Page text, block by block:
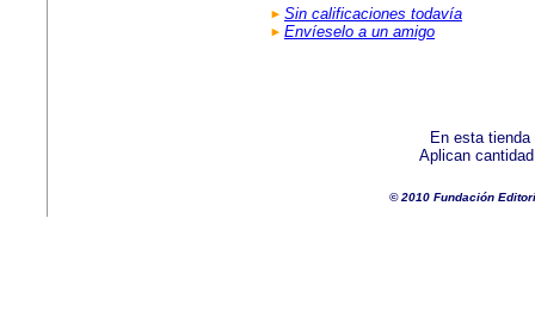
Sin calificaciones todavía
Envíeselo a un amigo
En esta
Aplican
© 2010 Fundación